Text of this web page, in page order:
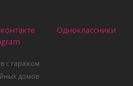
Одноклассники
с гаражом
домов